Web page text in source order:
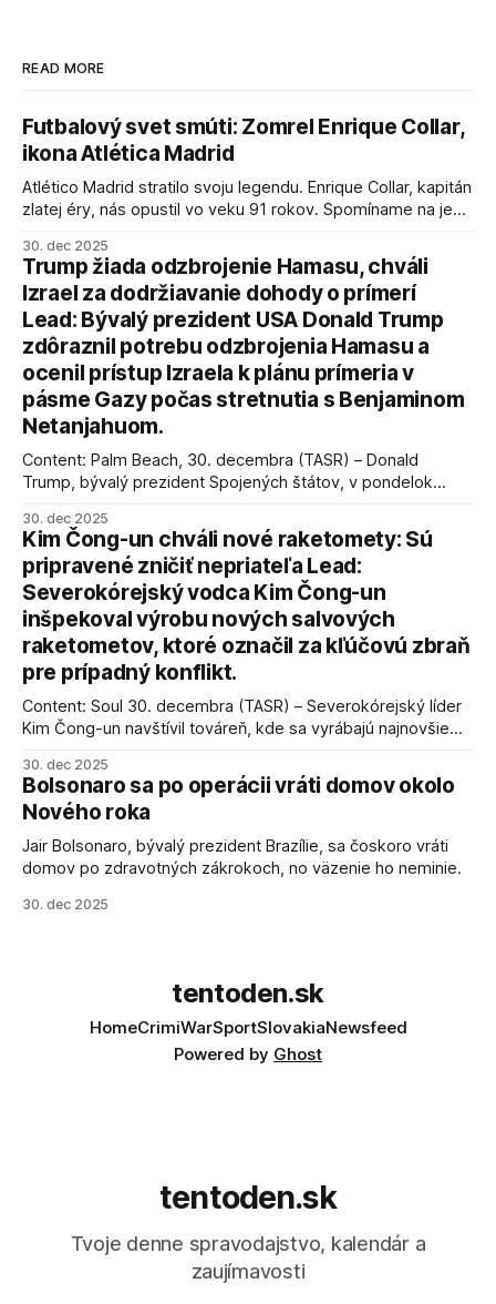
READ MORE
Futbalový svet smúti: Zomrel Enrique Collar,
ikona Atlética Madrid
Atlético Madrid stratilo svoju legendu. Enrique Collar, kapitán
zlatej éry, nás opustil vo veku 91 rokov. Spomíname na jeho
30. dec 2025
Trump žiada odzbrojenie Hamasu, chváli
Izrael za dodržiavanie dohody o prímerí
Lead: Bývalý prezident USA Donald Trump
zdôraznil potrebu odzbrojenia Hamasu a
ocenil prístup Izraela k plánu prímeria v
pásme Gazy počas stretnutia s Benjaminom
Netanjahuom.
Content: Palm Beach, 30. decembra (TASR) – Donald
Trump, bývalý prezident Spojených štátov, v pondelok
kľúčové pre úspešné dosiahnutie prímeria v Gaze. Agentúra
AFP informuje, že Trump vyjadril presvedčenie, že Izrael plní
podmienky dohody o prí
30. dec 2025
Kim Čong-un chváli nové raketomety: Sú
pripravené zničiť nepriateľa Lead:
Severokórejský vodca Kim Čong-un
inšpekoval výrobu nových salvových
raketometov, ktoré označil za kľúčovú zbraň
pre prípadný konflikt.
Content: Soul 30. decembra (TASR) – Severokórejský líder
Kim Čong-un navštívil továreň, kde sa vyrábajú najnovšie
schopnosti. Informovali o tom štátne médiá KĽDR, na ktoré
sa odvoláva agentúra AFP.
30. dec 2025
Bolsonaro sa po operácii vráti domov okolo
Nového roka
Jair Bolsonaro, bývalý prezident Brazílie, sa čoskoro vráti
domov po zdravotných zákrokoch, no väzenie ho neminie.
30. dec 2025
tentoden.sk
HomeCrimiWarSportSlovakiaNewsfeed
Powered by Ghost
tentoden.sk
Tvoje denne spravodajstvo, kalendár a
zaujímavosti